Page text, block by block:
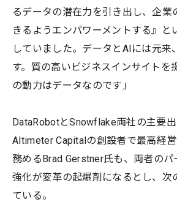
るデータの潜在力を引き出し、企業
きるようエンパワーメントする』と
していました。データとAIには元来
す。質の高いビジネスインサイトを
の動力はデータなのです」
DataRobotとSnowflake両社の主要
Altimeter Capitalの創設者で最高経
務めるBrad Gerstner氏も、両者の
強化が変革の起爆剤になるとし、次
ている。